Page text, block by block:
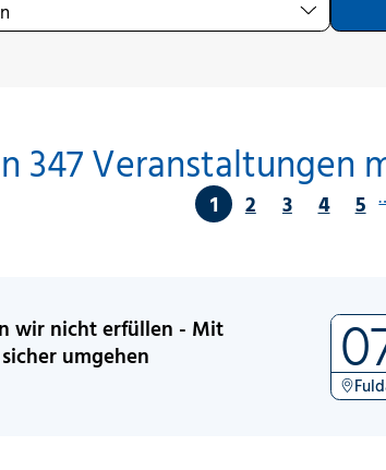
347 Veranstaltungen
1 2 3 4 5
wir nicht erfüllen - Mit
umgehen